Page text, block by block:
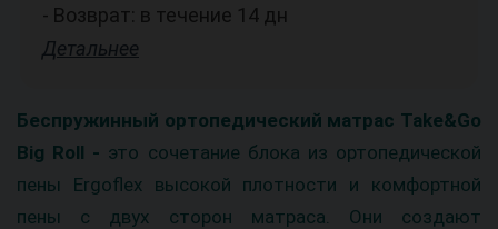
- Возврат: в течение 14 дн
Детальнее
Беспружинный ортопедический матрас Take&Go
Big Roll - это сочетание блока из ортопедической
пены Ergoflex высокой плотности и комфортной
пены с двух сторон матраса. Они создают